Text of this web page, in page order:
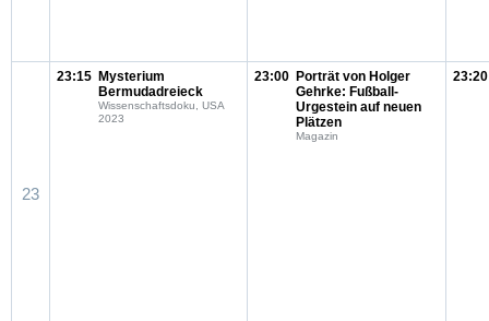
23
23:15 Mysterium
Bermudadreieck
Wissenschaftsdoku, USA
2023
23:00 Porträt von Holger
Gehrke: Fußball-
Urgestein auf neuen
Plätzen
Magazin
23:20